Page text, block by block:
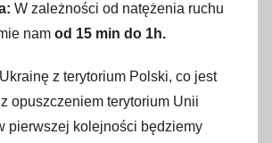
W zależności od natężenia ruchu
nam od 15 min do 1h.
z terytorium Polski, co jest
opuszczeniem terytorium Unii
pierwszej kolejności będziemy